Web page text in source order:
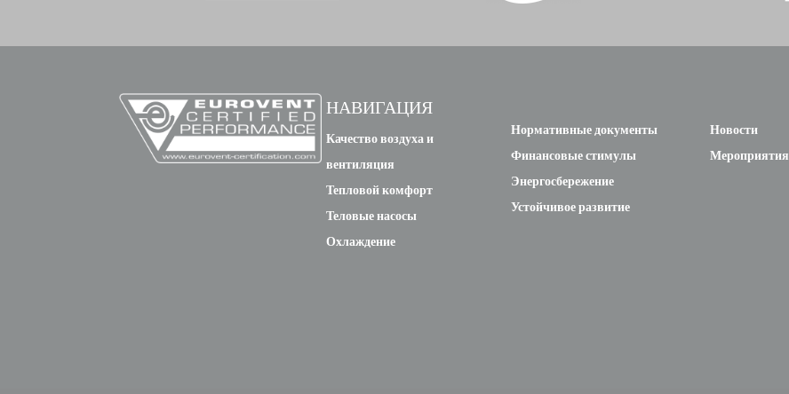
НАВИГАЦИЯ
Качество воздуха и
вентиляция
Тепловой комфорт
Теловые насосы
Охлаждение
Нормативные документы
Финансовые стимулы
Энергосбережение
Устойчивое развитие
Новости
Мероприятия